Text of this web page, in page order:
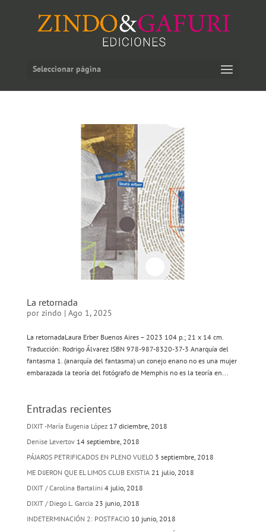
Seleccionar página
La retornada
por zindo | Ago 1, 2025
La retornadaLaura Erber Buenos Aires – 2023 104 p.; 21 x 14 cm.
Traducción: Rodrigo Álvarez ISBN 978-987-8320-37-3 Anarquía del
fantasma 1. (anarquía del fantasma) un conejo enano no es una mujer
embarazada la teoría del fotógrafo de Memphis no es la teoría en...
Entradas recientes
DIXIT -María Eugenia López 17 diciembre, 2018
Denise Levertov 14 septiembre, 2018
PÁJAROS PETRIFICADOS EN PLENO VUELO 3 septiembre, 2018
ME DIJERON QUE EL LIMOS CLUB EXISTIA 21 julio, 2018
DIXIT / Carolina Bartalini 4 julio, 2018
DIXIT / Diego L. Garcia 23 junio, 2018
INDETERMINACIÓN 2: POSTFACIO 10 junio, 2018